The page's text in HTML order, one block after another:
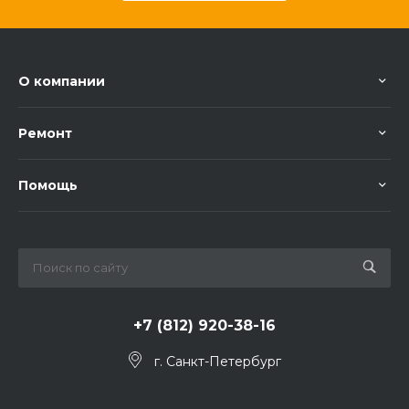
О компании
Ремонт
Помощь
+7 (812) 920-38-16
г. Санкт-Петербург